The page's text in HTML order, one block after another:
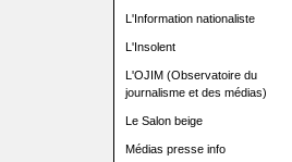
L'Information nationaliste
L'Insolent
L'OJIM (Observatoire du
journalisme et des médias)
Le Salon beige
Médias presse info